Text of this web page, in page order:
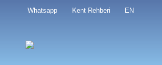
Whatsapp Kent Rehberi EN